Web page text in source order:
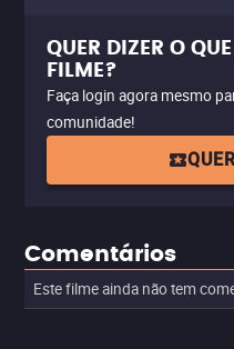
QUER DIZER O
FILME?
Faça login agora mesmo
comunidade!
Comentários
Este filme ainda não tem